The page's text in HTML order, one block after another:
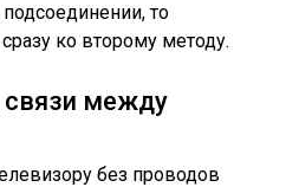
то
ко второму методу.
связи между
без проводов